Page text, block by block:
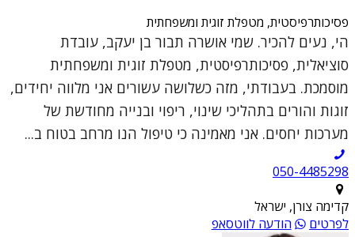
פסיכותרפיסטית, מטפלת זוגית ומשפחתית
הי, נעים להכיר. שמי אושרה תבור בן יעקב, עובדת
סוציאלית, פסיכותרפיסטית, מטפלת זוגית ומשפחתית
מוסמכת. בעבודתי, מזה כשלושה עשורים אני מלווה יחידים,
זוגות והורים בתהליכי שינוי, ריפוי ובנייה מחודשת של
מערכות יחסים. אני מאמינה כי טיפול הנו מרחב בטוח ב...
050-4485298
קדימה צורן, ישראל
לפרטים
הודעה לווטסאפ